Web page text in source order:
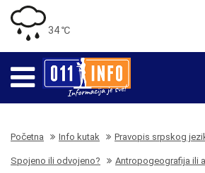
34 ℃
Početna Info kutak Pravopis srpskog
Spojeno ili odvojeno? Antropogeografija ili